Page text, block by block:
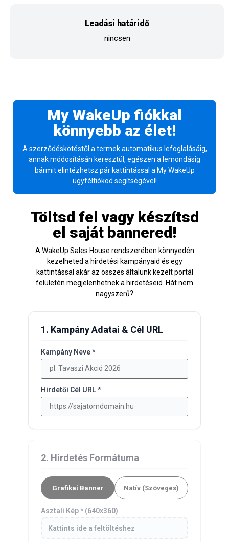
Leadási határidő
nincsen
My WakeUp fiókkal
könnyebb az élet!
A szerződéskötéstől a termek automatikus lefoglalásáig,
annak módosításán keresztül, egészen a lemondásig
bármit elintézhetsz pár kattintással a My WakeUp
ügyfélfiókod segítségével!
Töltsd fel vagy készítsd
el saját bannered!
A WakeUp Sales House rendszerében könnyedén
kezelheted a hirdetési kampányaid és egy
kattintással akár az összes általunk kezelt portál
felületén megjelenhetnek a hirdetéseid. Hát nem
nagyszerű?
1. Kampány Adatai & Cél URL
Kampány Neve *
Hirdetői Cél URL *
2. Hirdetés Formátuma
Grafikai Banner Natív (Szöveges)
Asztali Kép * (640x360)
Kattints ide a feltöltéshez